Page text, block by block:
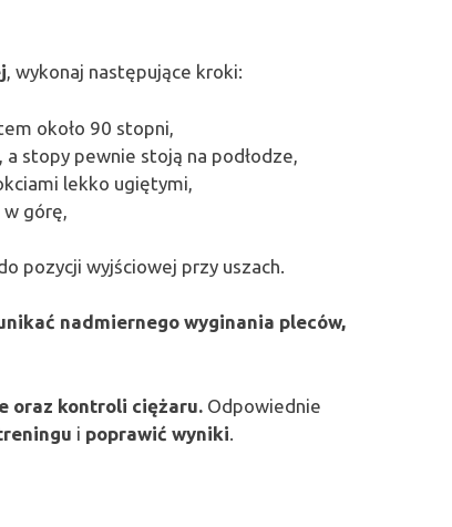
, wykonaj następujące kroki:
około 90 stopni,
stopy pewnie stoją na podłodze,
lekko ugiętymi,
górę,
pozycji wyjściowej przy uszach.
nadmiernego wyginania pleców,
oraz kontroli ciężaru. Odpowiednie
i poprawić wyniki